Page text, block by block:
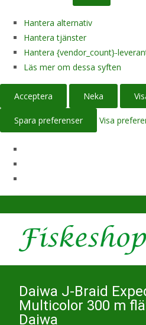
Hantera alternativ
Hantera tjänster
Hantera {vendor_count}-
Läs mer om dessa syften
Acceptera Neka
Spara preferenser Visa
Daiwa J-Braid
Multicolor 300 m
Daiwa